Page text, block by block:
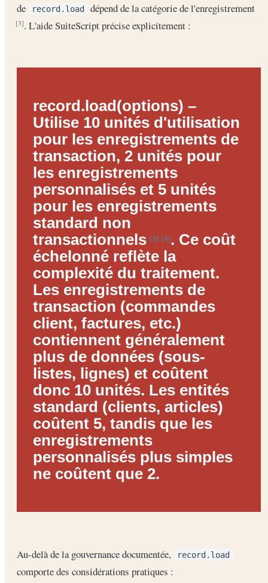
de
record.load dépend de la catégorie de l'enregistrement
[3]. L'aide SuiteScript précise explicitement :
record.load(options) –
Utilise 10 unités d'utilisation
pour les enregistrements de
transaction, 2 unités pour
les enregistrements
personnalisés et 5 unités
pour les enregistrements
standard non
transactionnels[3] [4] . Ce coût
échelonné reflète la
complexité du traitement.
Les enregistrements de
transaction (commandes
client, factures, etc.)
contiennent généralement
plus de données (sous-
listes, lignes) et coûtent
donc 10 unités. Les entités
standard (clients, articles)
coûtent 5, tandis que les
enregistrements
personnalisés plus simples
ne coûtent que 2.
Au-delà de la gouvernance documentée, record.load
comporte des considérations pratiques :